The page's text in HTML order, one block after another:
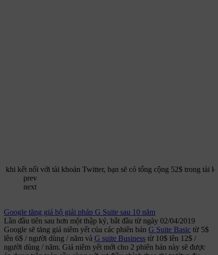
kết nối với tài khoản Twitter, bạn sẽ có tổng cộng 52$
prev
next
Google tăng giá bộ giải pháp G Suite sau 10 năm
Lần đầu tiên sau hơn một thập kỷ, bắt đầu từ ngày 02/04/2019
Google sẽ tăng giá niêm yết của các phiên bản G Suite Basic từ 5$
lên 6$ / người dùng / năm và G suite Business từ 10$ lên 12$ /
người dùng / năm. Giá niêm yết mới cho 2 phiên bản này sẽ được